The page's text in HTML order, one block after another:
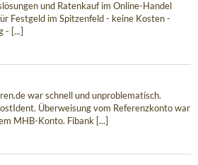
und Ratenkauf im Online-Handel
Festgeld im Spitzenfeld - keine Kosten -
- [...]
war schnell und unproblematisch.
Überweisung vom Referenzkonto war
MHB-Konto. Fibank [...]